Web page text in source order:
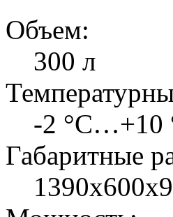
Объем:
300 л
-2 °C…+10
Габаритные